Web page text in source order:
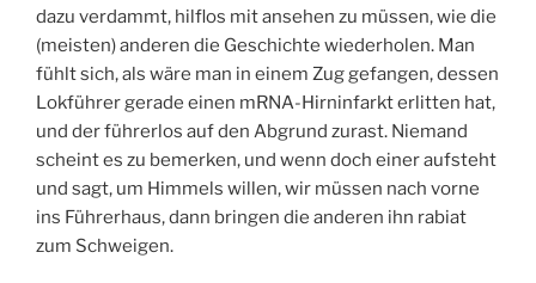
dazu verdammt, hilflos mit ansehen zu müssen, wie die
(meisten) anderen die Geschichte wiederholen. Man
fühlt sich, als wäre man in einem Zug gefangen, dessen
Lokführer gerade einen mRNA-Hirninfarkt erlitten hat,
und der führerlos auf den Abgrund zurast. Niemand
scheint es zu bemerken, und wenn doch einer aufsteht
und sagt, um Himmels willen, wir müssen nach vorne
ins Führerhaus, dann bringen die anderen ihn rabiat
zum Schweigen.